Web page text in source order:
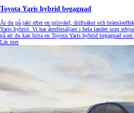
Toyota Yaris hybrid begagnad
Är du på jakt efter en prisvärd, driftsäker och
Yaris hybrid. Vi har återförsäljare i hela landet som
på att du kan hitta en Toyota Yaris hybrid begagnad
Läs mer